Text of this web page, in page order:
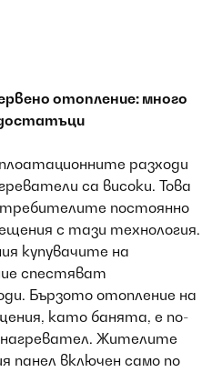
отопление: много
разходи
са високи. Това
постоянно
с тази технология.
купувачите на
спестяват
Бързото отопление на
като банята, е по-
Жителите
включен само по